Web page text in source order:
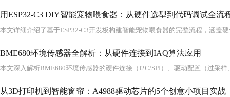
用ESP32-C3 DIY智能宠物喂食器：从硬件选型到代码调试全流
BME680环境传感器全解析：从硬件连接到IAQ算法应用
从3D打印机到智能窗帘：A4988驱动芯片的5个创意小项目实战